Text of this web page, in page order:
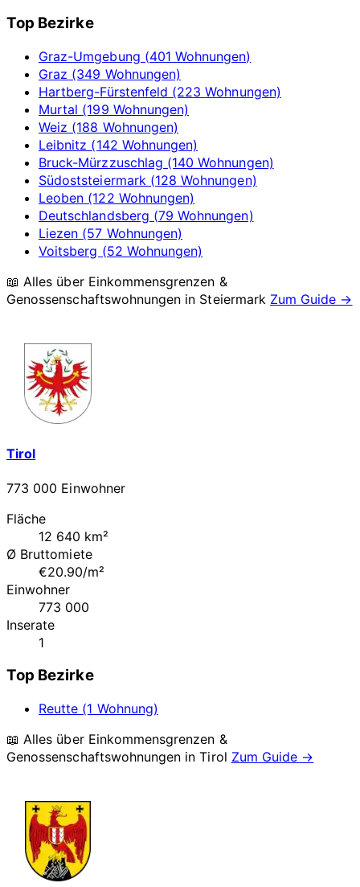
Top Bezirke
Graz-Umgebung (401 Wohnungen)
Graz (349 Wohnungen)
Hartberg-Fürstenfeld (223 Wohnungen)
Murtal (199 Wohnungen)
Weiz (188 Wohnungen)
Leibnitz (142 Wohnungen)
Bruck-Mürzzuschlag (140 Wohnungen)
Südoststeiermark (128 Wohnungen)
Leoben (122 Wohnungen)
Deutschlandsberg (79 Wohnungen)
Liezen (57 Wohnungen)
Voitsberg (52 Wohnungen)
📖 Alles über Einkommensgrenzen &
Genossenschaftswohnungen in Steiermark Zum Guide →
Tirol
773 000 Einwohner
Fläche
12 640 km²
Ø Bruttomiete
€20.90/m²
Einwohner
773 000
Inserate
1
Top Bezirke
Reutte (1 Wohnung)
📖 Alles über Einkommensgrenzen &
Genossenschaftswohnungen inTirol Zum Guide →